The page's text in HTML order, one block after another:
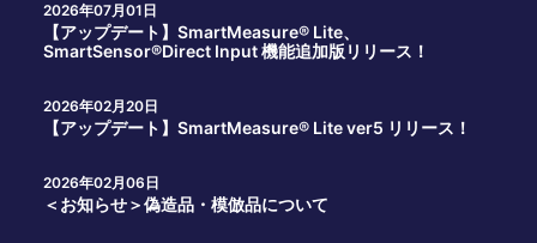
2026年07月01日
【アップデート】SmartMeasure® Lite、
SmartSensor®Direct Input 機能追加版リリース！
2026年02月20日
【アップデート】SmartMeasure® Lite ver5 リリース！
2026年02月06日
＜お知らせ＞偽造品・模倣品について